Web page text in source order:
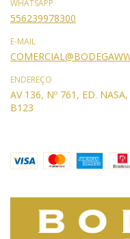
WHATSAPP
556239978300
E-MAIL
ENDEREÇO
AV 136, Nº 761, ED.
B123